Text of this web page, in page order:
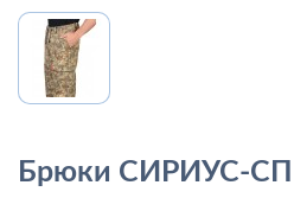
Брюки СИРИУС-